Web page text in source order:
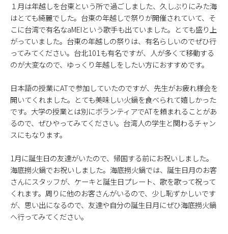
１月は年越しを台東という所で過ごしました、久しぶりにみた海
はとても綺麗でした。台東の年越しで祭りが開催されていて、そ
こに台湾で有名なaMEIという歌手も出ていました。とても盛り上
がっていました。台東の年越しの祭りは、有名らしいのでぜひ行
ってみてください。台北101も有名ですが、人が多くて移動する
のが大変なので、ゆっくり年越しをしたい方におすすめです。
日本語の授業にATで参加していたのですが、先生がお疲れ様会を
開いてくれました。とても美味しい火鍋を食べられて嬉しかった
です。大学の授業とは別にボランティアでATを頼まれることがあ
るので、ぜひやってみてください。台湾人の学生と関わるチャン
スにもなります。
1月に誕生日の友達がいたので、帰国する前にお祝いしました。
海底撈火鍋でお祝いしました。海底撈火鍋では、誕生日月のお客
さんにスタッフが、ケーキと誕生日プレート、歌を歌って祝って
くれます。周りに他のお客さんがいるので、少し恥ずかしいです
が、思い出になるので、友達や自分の誕生日月にぜひ海底撈火鍋
へ行ってみてください。